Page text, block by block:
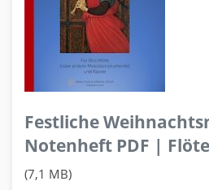
Festliche
Notenheft PDF |
(7,1 MB)